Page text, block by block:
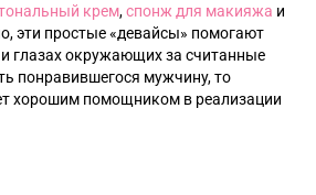
крем,спонж для макияжа и
эти простые «девайсы» помогают
глазах окружающих за считанные
понравившегося мужчину, то
хорошим помощником в реализации